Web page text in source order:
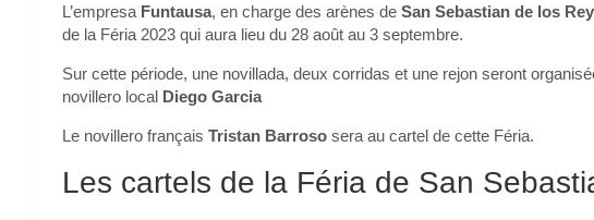
L’empresa Funtausa, en charge des arènes de San Sebastian de los
de la Féria 2023 qui aura lieu du 28 août au 3 septembre.
Sur cette période, une novillada, deux corridas et une rejon seront
novillero local Diego Garcia
Le novillero français Tristan Barroso sera au cartel de cette Féria.
Les cartels de la Féria de San